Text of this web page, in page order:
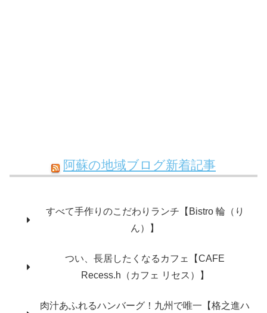
阿蘇の地域ブログ新着記事
すべて手作りのこだわりランチ【Bistro 輪（り
ん）】
つい、長居したくなるカフェ【CAFE
Recess.h（カフェ リセス）】
肉汁あふれるハンバーグ！九州で唯一【格之進ハ